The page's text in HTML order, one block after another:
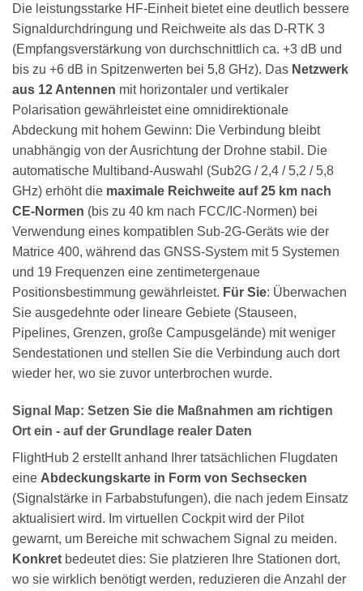
Die leistungsstarke HF-Einheit bietet eine deutlich bessere
Signaldurchdringung und Reichweite als das D-RTK 3
(Empfangsverstärkung von durchschnittlich ca. +3 dB und
bis zu +6 dB in Spitzenwerten bei 5,8 GHz). Das Netzwerk
aus 12 Antennen mit horizontaler und vertikaler
Polarisation gewährleistet eine omnidirektionale
Abdeckung mit hohem Gewinn: Die Verbindung bleibt
unabhängig von der Ausrichtung der Drohne stabil. Die
automatische Multiband-Auswahl (Sub2G / 2,4 / 5,2 / 5,8
GHz) erhöht die maximale Reichweite auf 25 km nach
CE-Normen (bis zu 40 km nach FCC/IC-Normen) bei
Verwendung eines kompatiblen Sub-2G-Geräts wie der
Matrice 400, während das GNSS-System mit 5 Systemen
und 19 Frequenzen eine zentimetergenaue
Positionsbestimmung gewährleistet. Für Sie: Überwachen
Sie ausgedehnte oder lineare Gebiete (Stauseen,
Pipelines, Grenzen, große Campusgelände) mit weniger
Sendestationen und stellen Sie die Verbindung auch dort
wieder her, wo sie zuvor unterbrochen wurde.
Signal Map: Setzen Sie die Maßnahmen am richtigen
Ort ein - auf der Grundlage realer Daten
FlightHub 2 erstellt anhand Ihrer tatsächlichen Flugdaten
eine Abdeckungskarte in Form von Sechsecken
(Signalstärke in Farbabstufungen), die nach jedem Einsatz
aktualisiert wird. Im virtuellen Cockpit wird der Pilot
gewarnt, um Bereiche mit schwachem Signal zu meiden.
Konkret bedeutet dies: Sie platzieren Ihre Stationen dort,
wo sie wirklich benötigt werden, reduzieren die Anzahl der